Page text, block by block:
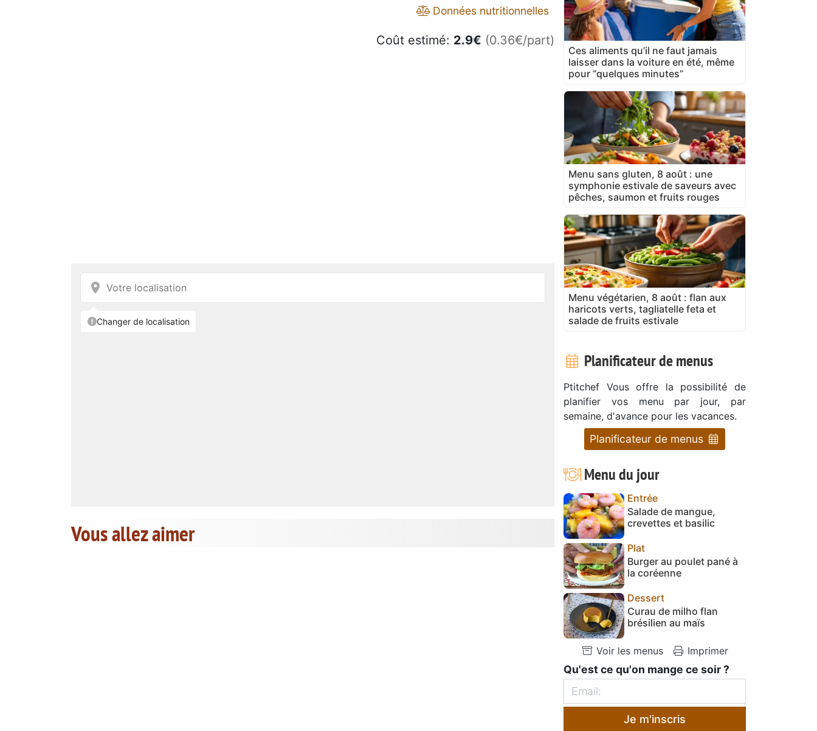
Données nutritionnelles
Coût estimé: 2.9€ (0.36€/part)
Vous allez aimer
Ces aliments qu’il ne faut jamais
laisser dans la voiture en été, même
pour “quelques minutes”
Menu sans gluten, 8 août : une
symphonie estivale de saveurs avec
pêches, saumon et fruits rouges
Menu végétarien, 8 août : flan aux
haricots verts, tagliatelle feta et
salade de fruits estivale
Planificateur de menus
Ptitchef Vous offre la possibilité de
planifier vos menu par jour, par
semaine, d'avance pour les vacances.
Planificateur de menus
Menu du jour
Entrée
Salade de mangue,
crevettes et basilic
Plat
Burger au poulet pané à
la coréenne
Dessert
Curau de milho flan
brésilien au maïs
Voir les menus Imprimer
Qu'est ce qu'on mange ce soir ?
Je m'inscris